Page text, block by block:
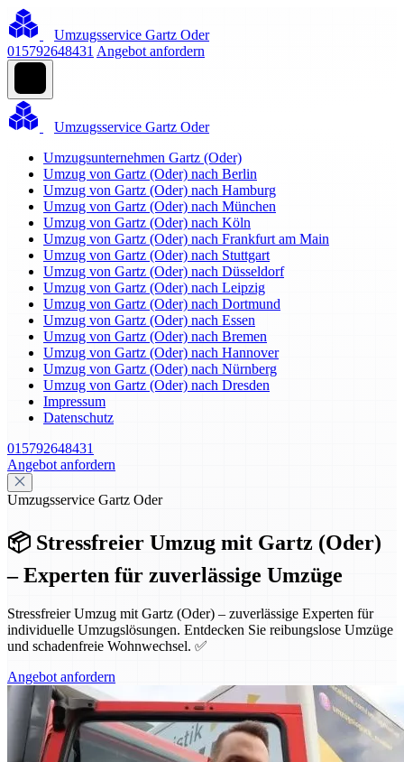
Umzugsservice Gartz Oder
015792648431 Angebot anfordern
Umzugsservice Gartz Oder
Umzugsunternehmen Gartz (Oder)
Umzug von Gartz (Oder) nach Berlin
Umzug von Gartz (Oder) nach Hamburg
Umzug von Gartz (Oder) nach München
Umzug von Gartz (Oder) nach Köln
Umzug von Gartz (Oder) nach Frankfurt am Main
Umzug von Gartz (Oder) nach Stuttgart
Umzug von Gartz (Oder) nach Düsseldorf
Umzug von Gartz (Oder) nach Leipzig
Umzug von Gartz (Oder) nach Dortmund
Umzug von Gartz (Oder) nach Essen
Umzug von Gartz (Oder) nach Bremen
Umzug von Gartz (Oder) nach Hannover
Umzug von Gartz (Oder) nach Nürnberg
Umzug von Gartz (Oder) nach Dresden
Impressum
Datenschutz
015792648431
Angebot anfordern
Umzugsservice Gartz Oder
📦 Stressfreier Umzug mit Gartz (Oder)
– Experten für zuverlässige Umzüge
Stressfreier Umzug mit Gartz (Oder) – zuverlässige Experten für
individuelle Umzugslösungen. Entdecken Sie reibungslose Umzüge
und schadenfreie Wohnwechsel. ✅
Angebot anfordern